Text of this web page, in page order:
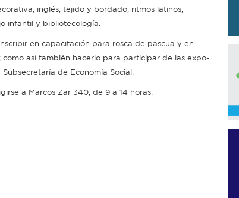
inglés, tejido y bordado, ritmos latinos,
infantil y bibliotecología.
en capacitación para rosca de pascua y en
como así también hacerlo para participar de las expo-
de Economía Social.
a Marcos Zar 340, de 9 a 14 horas.